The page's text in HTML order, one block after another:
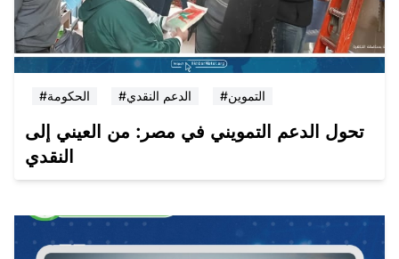
#الحكومة #الدعم النقدي #التموين
تحول الدعم التمويني في مصر: من العيني إلى
النقدي